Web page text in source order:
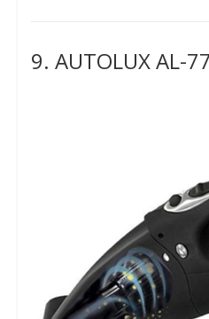
9. AUTOLUX AL-